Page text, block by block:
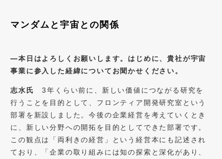
マンダムと宇宙との関係
―本日はよろしくお願いします。はじめに、貴社が宇宙
事業に参入した経緯についてお聞かせください。
志水氏 3年くらい前に、新しい価値につながる研究を
行うことを目的として、フロンティア開発研究室という
部署を新設しました。今後の企業経営を考えていくとき
に、新しい分野への開拓を目的としてできた部署です。
この観点は「両利きの経営」という経営本にも記述され
ており、「企業の取り組みには知の探索と深化があり、